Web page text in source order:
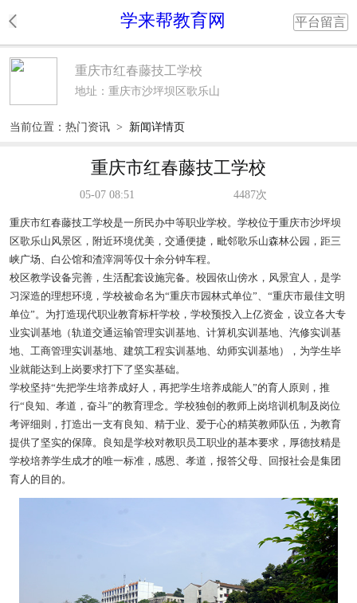
学来帮教育网 平台留言
重庆市红春藤技工学校
地址：重庆市沙坪坝区歌乐山
当前位置： 热门资讯 > 新闻详情页
重庆市红春藤技工学校
05-07 08:51 4487次
重庆市红春藤技工学校是一所民办中等职业学校。学校位于重庆市沙坪坝
区歌乐山风景区，附近环境优美，交通便捷，毗邻歌乐山森林公园，距三
峡广场、白公馆和渣滓洞等仅十余分钟车程。
校区教学设备完善，生活配套设施完备。校园依山傍水，风景宜人，是学
习深造的理想环境，学校被命名为“重庆市园林式单位”、“重庆市最佳文明
单位”。为打造现代职业教育标杆学校，学校预投入上亿资金，设立各大专
业实训基地（轨道交通运输管理实训基地、计算机实训基地、汽修实训基
地、工商管理实训基地、建筑工程实训基地、幼师实训基地），为学生毕
业就能达到上岗要求打下了坚实基础。
学校坚持“先把学生培养成好人，再把学生培养成能人”的育人原则，推
行“良知、孝道，奋斗”的教育理念。学校独创的教师上岗培训机制及岗位
考评细则，打造出一支有良知、精于业、爱于心的精英教师队伍，为教育
提供了坚实的保障。良知是学校对教职员工职业的基本要求，厚德技精是
学校培养学生成才的唯一标准，感恩、孝道，报答父母、回报社会是集团
育人的目的。